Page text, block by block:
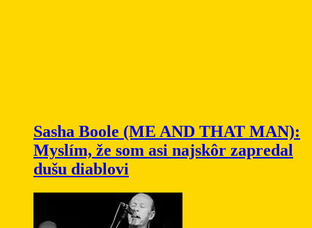
Sasha Boole (ME AND THAT MAN):
Myslím, že som asi najskôr zapredal
dušu diablovi